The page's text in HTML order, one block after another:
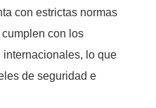
con estrictas normas
con los
lo que
de seguridad e